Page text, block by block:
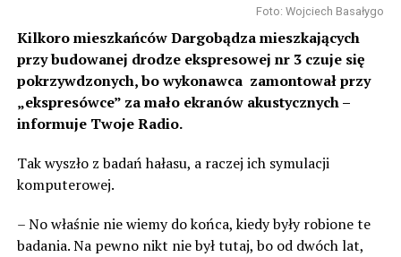
Foto: Wojciech Basałygo
Kilkoro mieszkańców Dargobądza mieszkających
przy budowanej drodze ekspresowej nr 3 czuje się
pokrzywdzonych, bo wykonawca zamontował przy
„ekspresówce” za mało ekranów akustycznych –
informuje Twoje Radio.
Tak wyszło z badań hałasu, a raczej ich symulacji
komputerowej.
– No właśnie nie wiemy do końca, kiedy były robione te
badania. Na pewno nikt nie był tutaj, bo od dwóch lat,